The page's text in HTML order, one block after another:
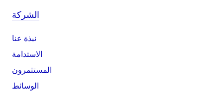
الشركة
نبذة عنا
الاستدامة
المستثمرون
الوسائط